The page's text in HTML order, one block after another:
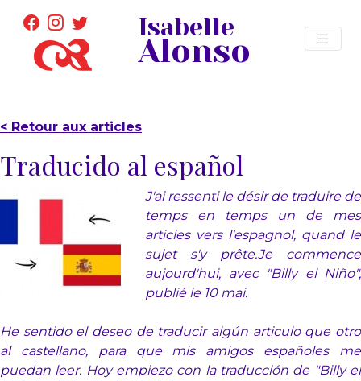
Isabelle
Alonso
< Retour aux articles
Traducido al español
J'ai ressenti le désir de traduire de
temps en temps un de mes
articles vers l'espagnol, quand le
sujet s'y prête.Je commence
aujourd'hui, avec "Billy el Niño",
publié le 10 mai.
He sentido el deseo de traducir algún articulo que otro
al castellano, para que mis amigos españoles me
puedan leer. Hoy empiezo con la traducción de "Billy el